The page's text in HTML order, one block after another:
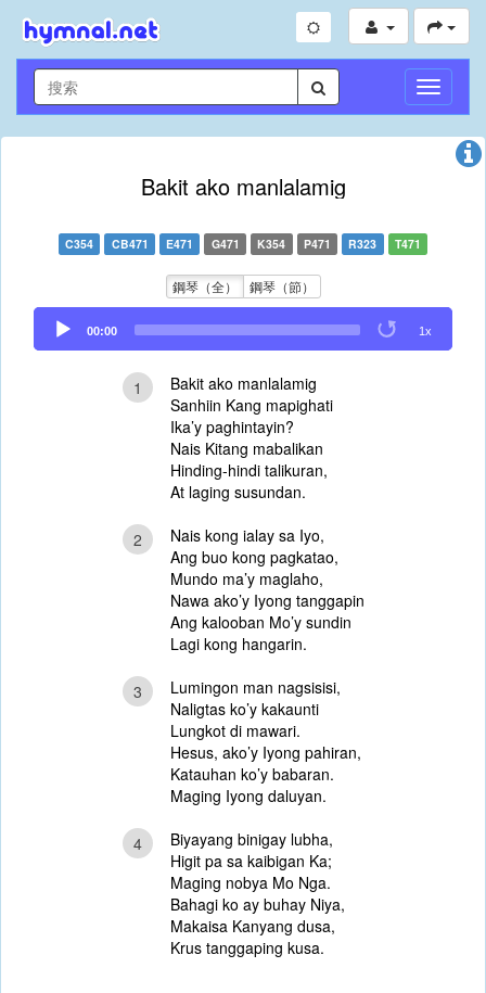
切
換
導
Bakit ako manlalamig
C354 CB471 E471 G471 K354 P471 R323 T471
鋼琴（全） 鋼琴（節）
Audio
Player
00:00 1x
1
Bakit ako manlalamig
Sanhiin Kang mapighati
Ika’y paghintayin?
Nais Kitang mabalikan
Hinding-hindi talikuran,
At laging susundan.
2
Nais kong ialay sa Iyo,
Ang buo kong pagkatao,
Mundo ma’y maglaho,
Nawa ako’y Iyong tanggapin
Ang kalooban Mo’y sundin
Lagi kong hangarin.
3
Lumingon man nagsisisi,
Naligtas ko’y kakaunti
Lungkot di mawari.
Hesus, ako’y Iyong pahiran,
Katauhan ko’y babaran.
Maging Iyong daluyan.
4
Biyayang binigay lubha,
Higit pa sa kaibigan Ka;
Maging nobya Mo Nga.
Bahagi ko ay buhay Niya,
Makaisa Kanyang dusa,
Krus tanggaping kusa.